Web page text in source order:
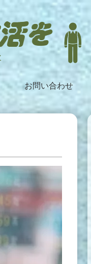
お問い合わせ